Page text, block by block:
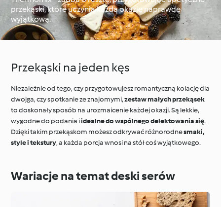
Dookoła świata z
Cookidoo®
Techniki kulinarne
przekąski, które uczynią każdą okazję naprawdę
wyjątkową.
Przekąski na jeden kęs
Niezależnie od tego, czy przygotowujesz romantyczną kolację dla
dwojga, czy spotkanie ze znajomymi,zestaw małych przekąsek
to doskonały sposób na urozmaicenie każdej okazji. Są lekkie,
wygodne do podania iidealne do wspólnego delektowania się.
Dzięki takim przekąskom możesz odkrywać różnorodnesmaki,
style i tekstury, a każda porcja wnosi na stół coś wyjątkowego.
Wariacje na temat deski serów